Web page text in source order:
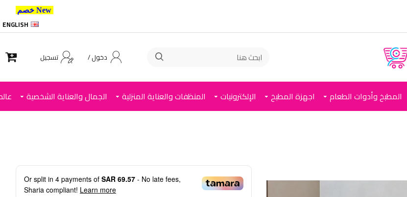
ENGLISH
دخول / تسجيل
المطبخ وأدوات الطعام اجهزة المطبخ الإلكترونيات المنظفات والعناية المنزلية الجمال والعناية الشخصية
Or split in 4 payments of SAR 69.57 - No late fees,
Sharia compliant! Learn more